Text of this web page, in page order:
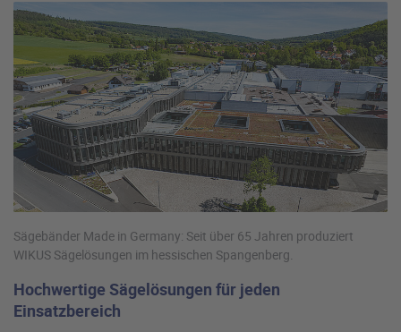
Sägebänder Made in Germany: Seit über 65 Jahren produziert
WIKUS Sägelösungen im hessischen Spangenberg.
Hochwertige Sägelösungen für jeden
Einsatzbereich